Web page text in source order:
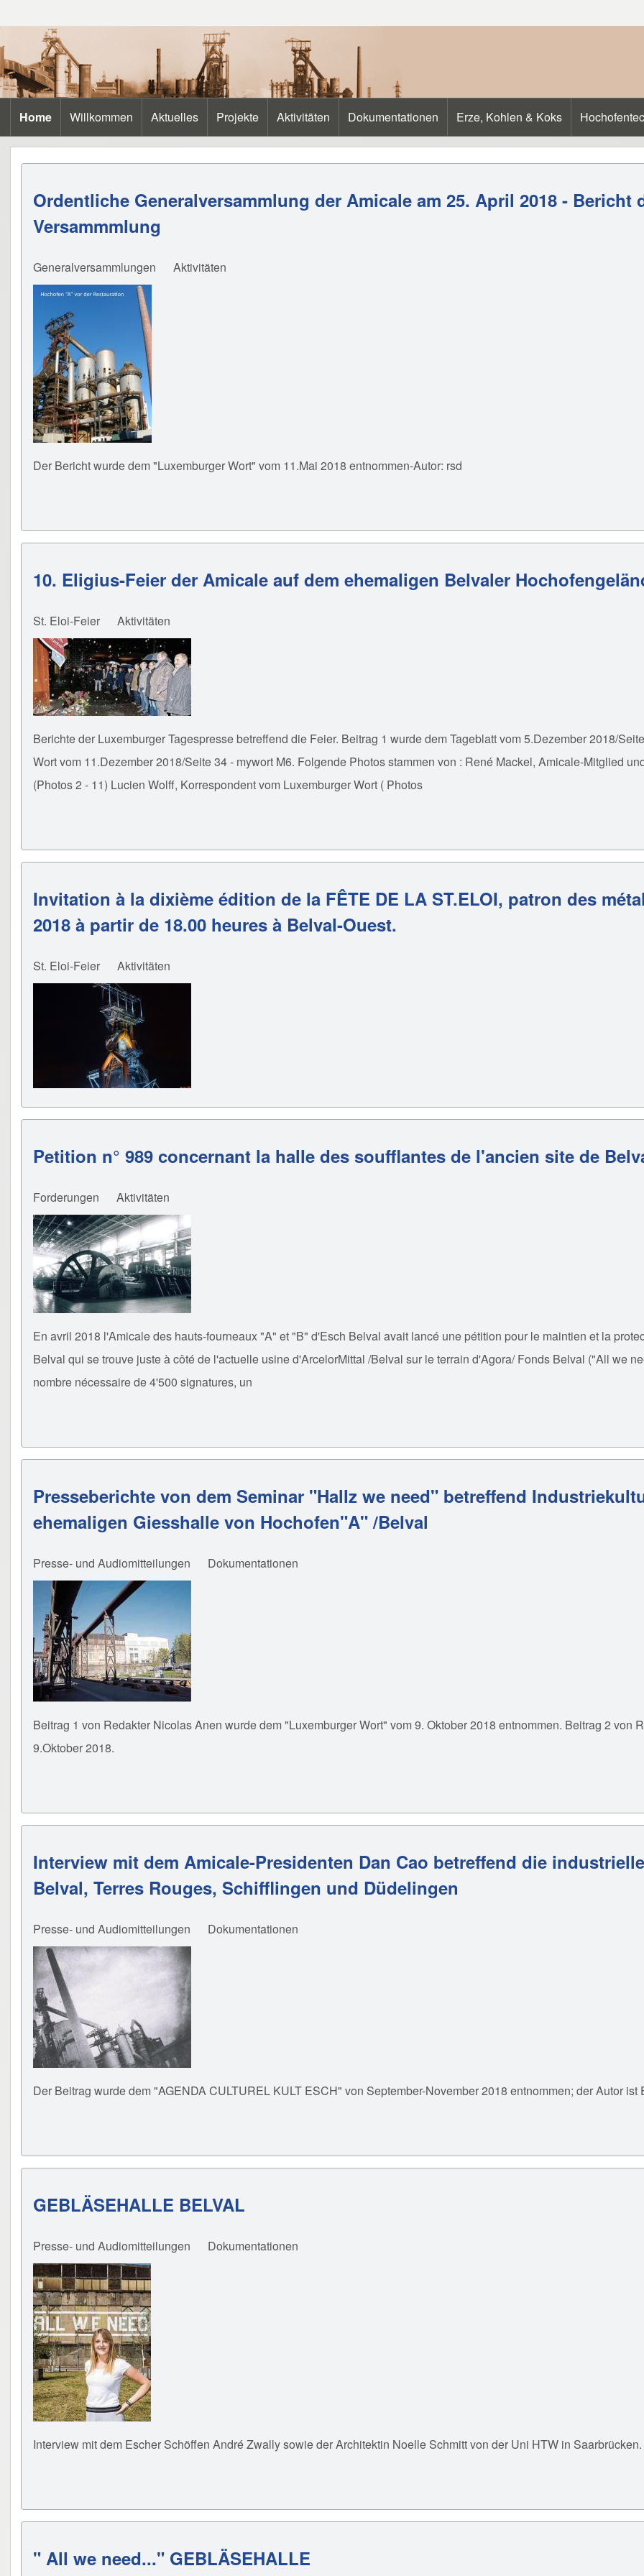
Close search
Search
Main navigation
Home Willkommen Aktuelles Projekte Aktivitäten Dokumentationen Erze, Kohlen & Koks
Ordentliche Generalversammlung der Amicale am 25. April 2018 -
Versammmlung
Generalversammlungen Aktivitäten
Der Bericht wurde dem "Luxemburger Wort" vom 11.Mai 2018 entnommen-Autor: rsd
10. Eligius-Feier der Amicale auf dem ehemaligen Belvaler
St. Eloi-Feier Aktivitäten
Berichte der Luxemburger Tagespresse betreffend die Feier. Beitrag 1 wurde dem Tageblatt vom 5.Dezember 2018/
Wort vom 11.Dezember 2018/Seite 34 - mywort M6. Folgende Photos stammen von : René Mackel, Amicale-Mitglied
(Photos 2 - 11) Lucien Wolff, Korrespondent vom Luxemburger Wort ( Photos
Invitation à la dixième édition de la FÊTE DE LA ST.ELOI, patron des
2018 à partir de 18.00 heures à Belval-Ouest.
St. Eloi-Feier Aktivitäten
Petition n° 989 concernant la halle des soufflantes de l'ancien site de
Forderungen Aktivitäten
En avril 2018 l'Amicale des hauts-fourneaux "A" et "B" d'Esch Belval avait lancé une pétition pour le maintien et la
Belval qui se trouve juste à côté de l'actuelle usine d'ArcelorMittal /Belval sur le terrain d'Agora/ Fonds Belval ("All we
nombre nécessaire de 4'500 signatures, un
Presseberichte von dem Seminar "Hallz we need" betreffend
ehemaligen Giesshalle von Hochofen"A" /Belval
Presse- und Audiomitteilungen Dokumentationen
Beitrag 1 von Redakter Nicolas Anen wurde dem "Luxemburger Wort" vom 9. Oktober 2018 entnommen. Beitrag 2 von
9.Oktober 2018.
Interview mit dem Amicale-Presidenten Dan Cao betreffend die
Belval, Terres Rouges, Schifflingen und Düdelingen
Presse- und Audiomitteilungen Dokumentationen
Der Beitrag wurde dem "AGENDA CULTUREL KULT ESCH" von September-November 2018 entnommen; der Autor ist
GEBLÄSEHALLE BELVAL
Presse- und Audiomitteilungen Dokumentationen
Interview mit dem Escher Schöffen André Zwally sowie der Architektin Noelle Schmitt von der Uni HTW in Saarbrücken.
" All we need..." GEBLÄSEHALLE